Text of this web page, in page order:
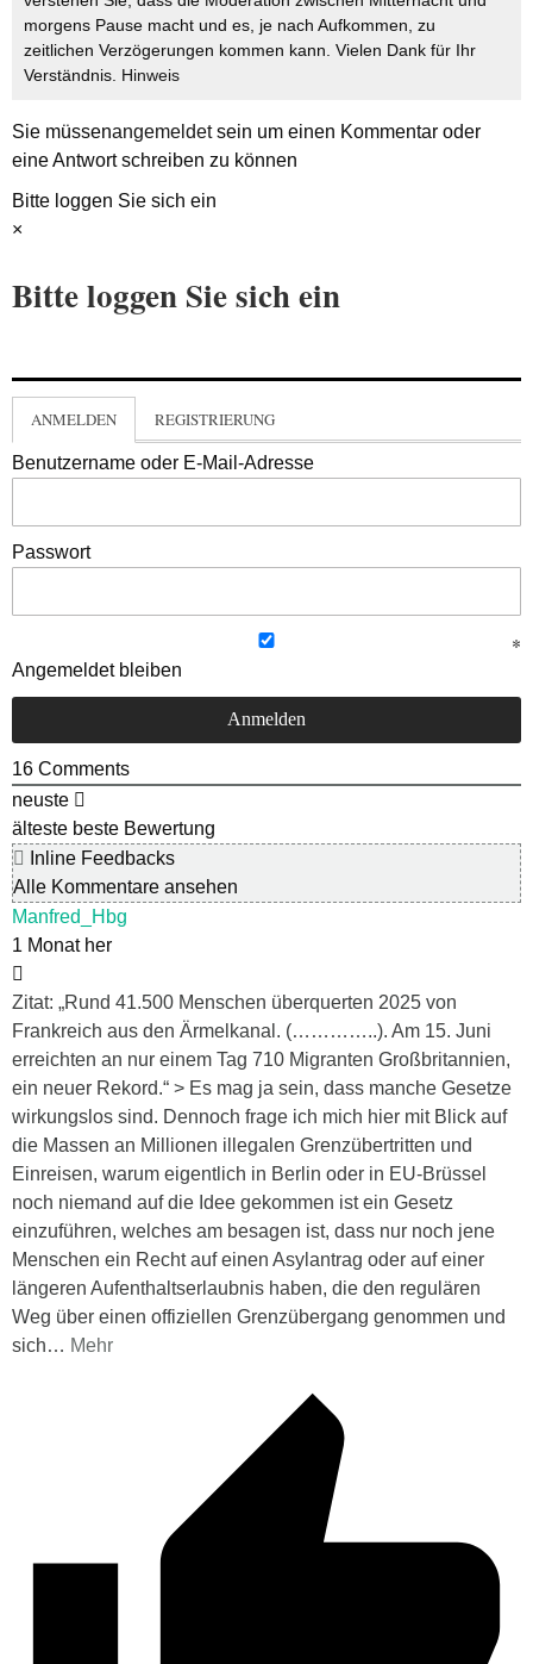
morgens Pause macht und es, je nach Aufkommen, zu
zeitlichen Verzögerungen kommen kann. Vielen Dank für Ihr
Verständnis. Hinweis
Sie müssenangemeldetsein um einen Kommentar oder
eine Antwort schreiben zu können
Bitte loggen Sie sich ein
×
Bitte loggen Sie sich ein
ANMELDEN REGISTRIERUNG
Benutzername oder E-Mail-Adresse
Passwort
Angemeldet bleiben
16 Comments
neuste
älteste beste Bewertung
Inline Feedbacks
Alle Kommentare ansehen
Manfred_Hbg
1 Monat her
Zitat: „Rund 41.500 Menschen überquerten 2025 von
Frankreich aus den Ärmelkanal. (…………..). Am 15. Juni
erreichten an nur einem Tag 710 Migranten Großbritannien,
ein neuer Rekord.“ > Es mag ja sein, dass manche Gesetze
wirkungslos sind. Dennoch frage ich mich hier mit Blick auf
die Massen an Millionen illegalen Grenzübertritten und
Einreisen, warum eigentlich in Berlin oder in EU-Brüssel
noch niemand auf die Idee gekommen ist ein Gesetz
einzuführen, welches am besagen ist, dass nur noch jene
Menschen ein Recht auf einen Asylantrag oder auf einer
längeren Aufenthaltserlaubnis haben, die den regulären
Weg über einen offiziellen Grenzübergang genommen und
sich… Mehr